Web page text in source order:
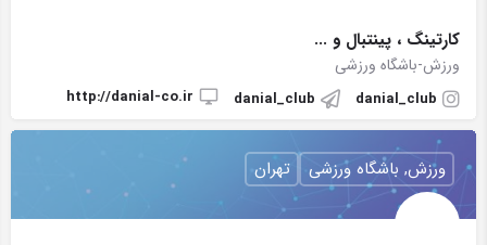
کارتینگ ، پینتبال و ...
ورزش-باشگاه ورزشی
danial_club
danial_club
http://danial-co.ir
ورزش, باشگاه ورزشی تهران